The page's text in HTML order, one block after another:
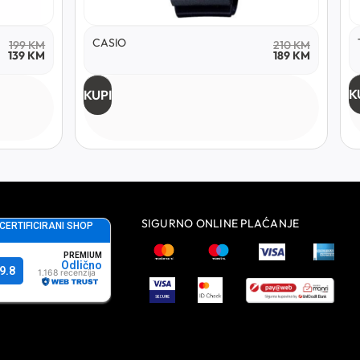
199KM
139 KM
CASIO 210KM
189 KM
KUPI
SIGURNO ONLINE PLAĆANJE